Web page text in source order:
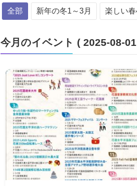
全部 新年の冬1～3月 楽しい春
今月のイベント ( 2025-08-